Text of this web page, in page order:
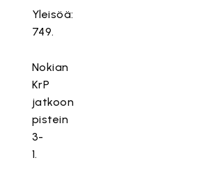
Yleisöä:
749.
Nokian
KrP
jatkoon
pistein
3-
1.